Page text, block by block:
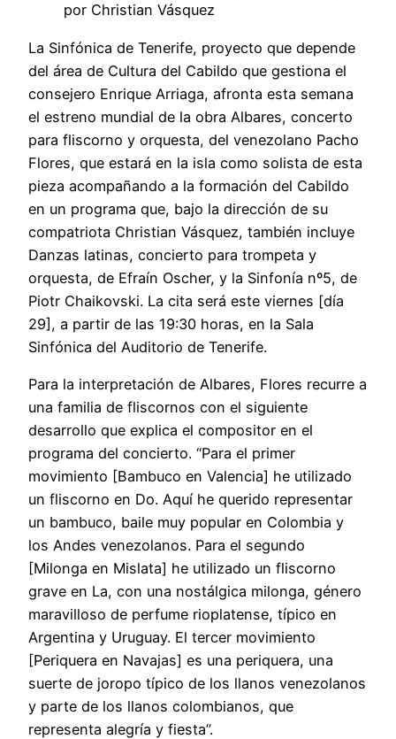
por Christian Vásquez
La Sinfónica de Tenerife, proyecto que depende
del área de Cultura del Cabildo que gestiona el
consejero Enrique Arriaga, afronta esta semana
el estreno mundial de la obra Albares, concerto
para fliscorno y orquesta, del venezolano Pacho
Flores, que estará en la isla como solista de esta
pieza acompañando a la formación del Cabildo
en un programa que, bajo la dirección de su
compatriota Christian Vásquez, también incluye
Danzas latinas, concierto para trompeta y
orquesta, de Efraín Oscher, y la Sinfonía nº5, de
Piotr Chaikovski. La cita será este viernes [día
29], a partir de las 19:30 horas, en la Sala
Sinfónica del Auditorio de Tenerife.
Para la interpretación de Albares, Flores recurre a
una familia de fliscornos con el siguiente
desarrollo que explica el compositor en el
programa del concierto. “Para el primer
movimiento [Bambuco en Valencia] he utilizado
un fliscorno en Do. Aquí he querido representar
un bambuco, baile muy popular en Colombia y
los Andes venezolanos. Para el segundo
[Milonga en Mislata] he utilizado un fliscorno
grave en La, con una nostálgica milonga, género
maravilloso de perfume rioplatense, típico en
Argentina y Uruguay. El tercer movimiento
[Periquera en Navajas] es una periquera, una
suerte de joropo típico de los llanos venezolanos
y parte de los llanos colombianos, que
representa alegría y fiesta”.